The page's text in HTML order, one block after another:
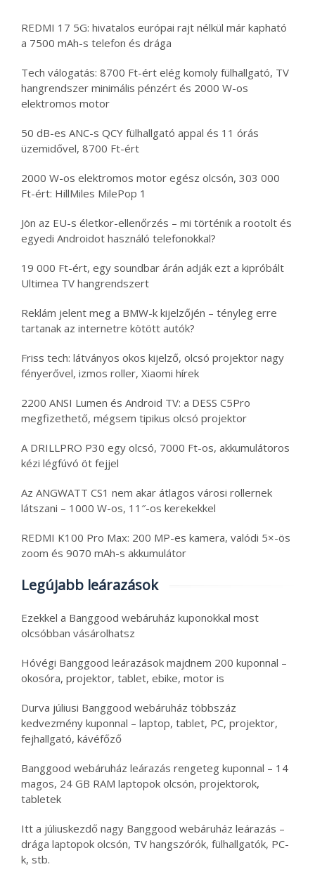
REDMI 17 5G: hivatalos európai rajt nélkül már kapható
a 7500 mAh-s telefon és drága
Tech válogatás: 8700 Ft-ért elég komoly fülhallgató, TV
hangrendszer minimális pénzért és 2000 W-os
elektromos motor
50 dB-es ANC-s QCY fülhallgató appal és 11 órás
üzemidővel, 8700 Ft-ért
2000 W-os elektromos motor egész olcsón, 303 000
Ft-ért: HillMiles MilePop 1
Jön az EU-s életkor-ellenőrzés – mi történik a rootolt és
egyedi Androidot használó telefonokkal?
19 000 Ft-ért, egy soundbar árán adják ezt a kipróbált
Ultimea TV hangrendszert
Reklám jelent meg a BMW-k kijelzőjén – tényleg erre
tartanak az internetre kötött autók?
Friss tech: látványos okos kijelző, olcsó projektor nagy
fényerővel, izmos roller, Xiaomi hírek
2200 ANSI Lumen és Android TV: a DESS C5Pro
megfizethető, mégsem tipikus olcsó projektor
A DRILLPRO P30 egy olcsó, 7000 Ft-os, akkumulátoros
kézi légfúvó öt fejjel
Az ANGWATT CS1 nem akar átlagos városi rollernek
látszani – 1000 W-os, 11″-os kerekekkel
REDMI K100 Pro Max: 200 MP-es kamera, valódi 5×-ös
zoom és 9070 mAh-s akkumulátor
Legújabb leárazások
Ezekkel a Banggood webáruház kuponokkal most
olcsóbban vásárolhatsz
Hóvégi Banggood leárazások majdnem 200 kuponnal –
okosóra, projektor, tablet, ebike, motor is
Durva júliusi Banggood webáruház többszáz
kedvezmény kuponnal – laptop, tablet, PC, projektor,
fejhallgató, kávéfőző
Banggood webáruház leárazás rengeteg kuponnal – 14
magos, 24 GB RAM laptopok olcsón, projektorok,
tabletek
Itt a júliuskezdő nagy Banggood webáruház leárazás –
drága laptopok olcsón, TV hangszórók, fülhallgatók, PC-
k, stb.